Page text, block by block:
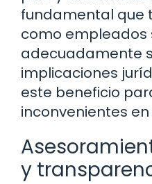
fundamental que
como empleados
adecuadamente
implicaciones
este beneficio
inconvenientes
y